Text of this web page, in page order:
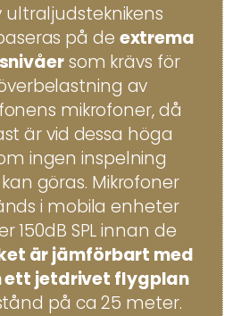
ultraljudsteknikens
på de extrema
som krävs för
av
mikrofoner, då
är vid dessa höga
ingen inspelning
göras. Mikrofoner
i mobila enheter
150dB SPL innan de
är jämförbart med
ett jetdrivet flygplan
på ca 25 meter.